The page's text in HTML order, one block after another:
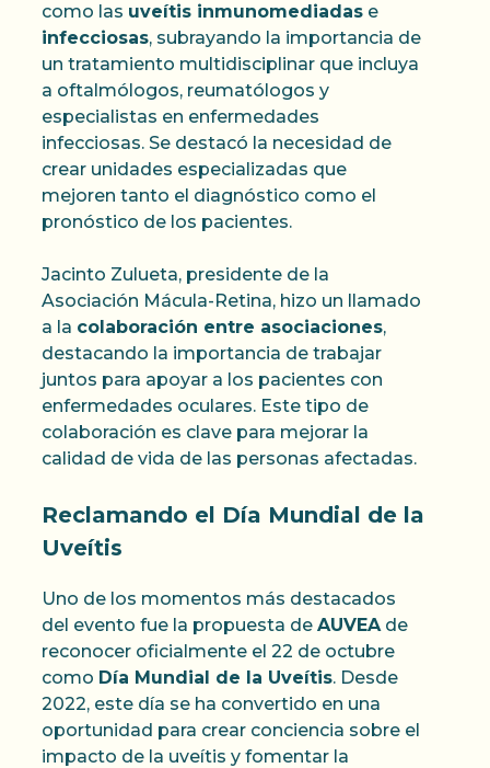
como las uveítis inmunomediadas e
infecciosas, subrayando la importancia de
un tratamiento multidisciplinar que incluya
a oftalmólogos, reumatólogos y
especialistas en enfermedades
infecciosas. Se destacó la necesidad de
crear unidades especializadas que
mejoren tanto el diagnóstico como el
pronóstico de los pacientes.
Jacinto Zulueta, presidente de la
Asociación Mácula-Retina, hizo un llamado
a la colaboración entre asociaciones,
destacando la importancia de trabajar
juntos para apoyar a los pacientes con
enfermedades oculares. Este tipo de
colaboración es clave para mejorar la
calidad de vida de las personas afectadas.
Reclamando el Día Mundial de la
Uveítis
Uno de los momentos más destacados
del evento fue la propuesta de AUVEAde
reconocer oficialmente el 22 de octubre
como Día Mundial de la Uveítis. Desde
2022, este día se ha convertido en una
oportunidad para crear conciencia sobre el
impacto de la uveítis y fomentar la